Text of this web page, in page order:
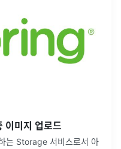
미지 업로드
는 Storage 서비스로서 아